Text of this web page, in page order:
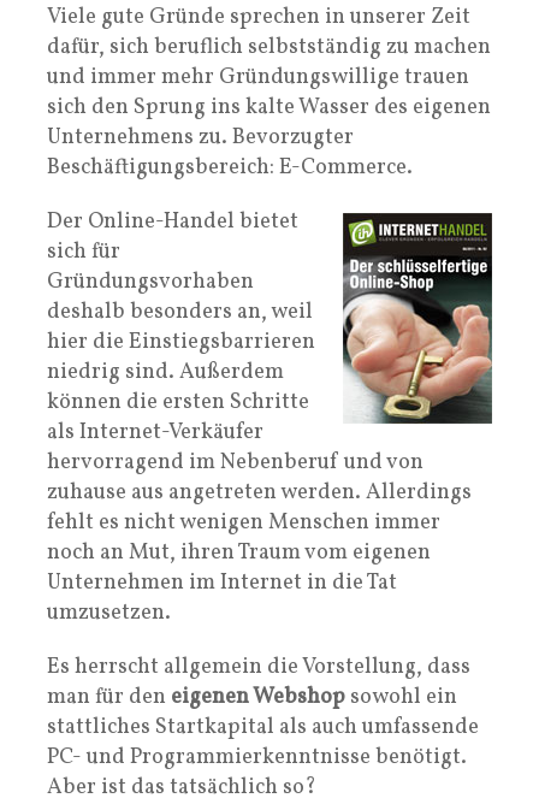
Viele gute Gründe sprechen in unserer Zeit
dafür, sich beruflich selbstständig zu machen
und immer mehr Gründungswillige trauen
sich den Sprung ins kalte Wasser des eigenen
Unternehmens zu. Bevorzugter
Beschäftigungsbereich: E-Commerce.
Der Online-Handel bietet
sich für
Gründungsvorhaben
deshalb besonders an, weil
hier die Einstiegsbarrieren
niedrig sind. Außerdem
können die ersten Schritte
als Internet-Verkäufer
hervorragend im Nebenberuf und von
zuhause aus angetreten werden. Allerdings
fehlt es nicht wenigen Menschen immer
noch an Mut, ihren Traum vom eigenen
Unternehmen im Internet in die Tat
umzusetzen.
Es herrscht allgemein die Vorstellung, dass
man für den eigenen Webshop sowohl ein
stattliches Startkapital als auch umfassende
PC- und Programmierkenntnisse benötigt.
Aber ist das tatsächlich so?